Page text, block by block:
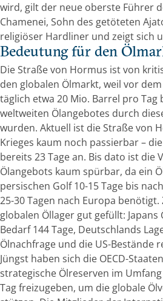
wird, gilt der neue oberste Führer
Chamenei, Sohn des getöteten
religiöser Hardliner und zeigt sich
Bedeutung für den
Die Straße von Hormus ist von
den globalen Ölmarkt, weil vor
täglich etwa 20 Mio. Barrel pro Tag
weltweiten Ölangebotes durch
wurden. Aktuell ist die Straße von
Krieges kaum noch passierbar –
bereits 23 Tage an. Bis dato ist die
Ölangebots kaum spürbar, da ein
persischen Golf 10-15 Tage bis
25-30 Tagen nach Europa
globalen Öllager gut gefüllt:
Bedarf 144 Tage, Deutschlands
Ölnachfrage und die US-Bestände
Jüngst haben sich die OECD-
strategische Ölreserven im
Tag freizugeben, um die globale